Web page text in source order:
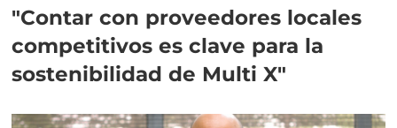
"Contar con proveedores locales
competitivos es clave para la
sostenibilidad de Multi X"